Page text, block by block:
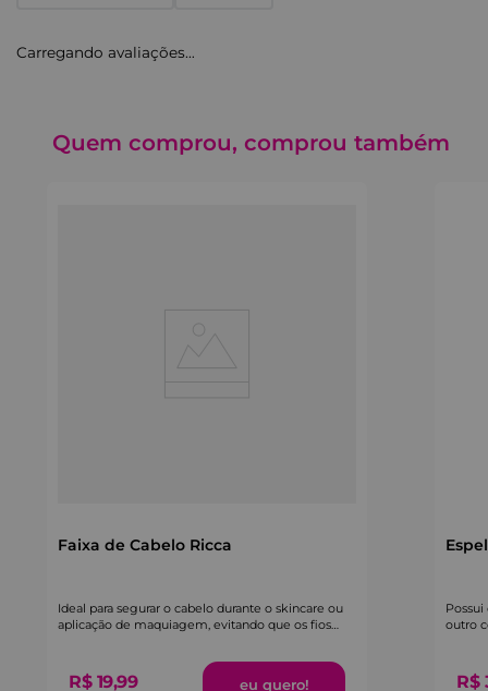
Carregando avaliações…
Quem comprou, comprou também
Faixa de Cabelo Ricca
Ideal para segurar o cabelo durante o skincare ou
aplicação de maquiagem, evitando que os fios
R$ 19,99
outro
R$